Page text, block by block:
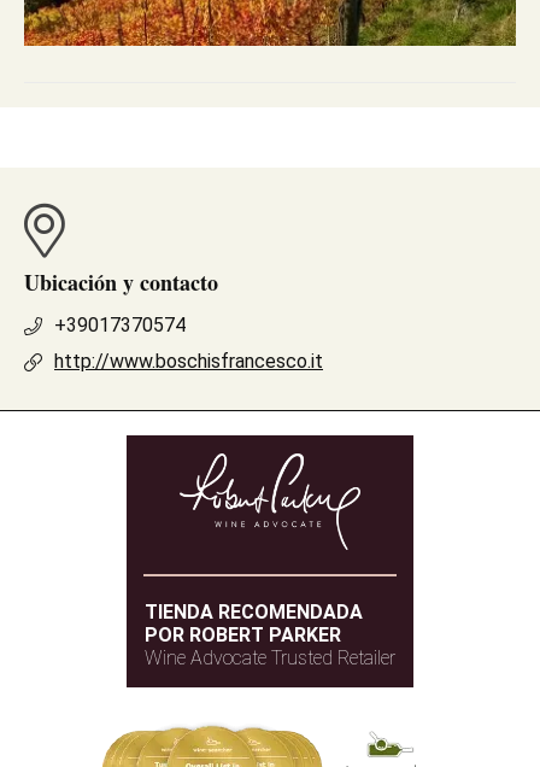
Ubicación y contacto
+39017370574
http://www.boschisfrancesco.it
TIENDA RECOMENDADA
POR ROBERT PARKER
Wine Advocate Trusted Retailer